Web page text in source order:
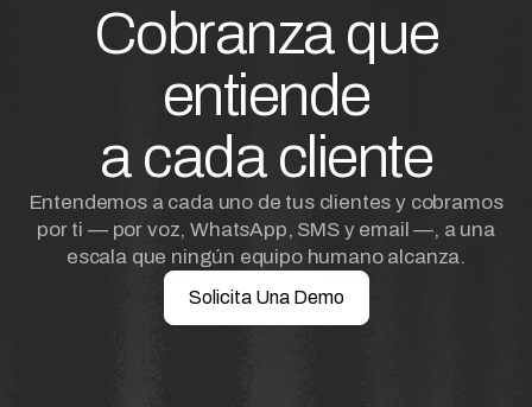
Cobranza que
entiende
a cada cliente
Entendemos a cada uno de tus clientes y cobramos
por ti — por voz, WhatsApp, SMS y email —, a una
escala que ningún equipo humano alcanza.
Solicita Una Demo